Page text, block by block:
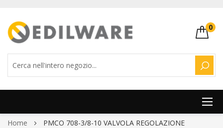
0
Salta
Home PMCO 708-3/8-10 VALVOLA REGOLAZIONE